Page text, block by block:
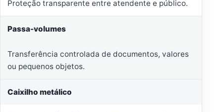
Proteção transparente entre atendente e público.
Passa-volumes
Transferência controlada de documentos, valores
ou pequenos objetos.
Caixilho metálico